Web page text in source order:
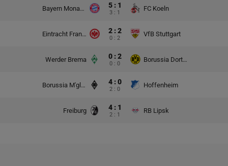
Bayern Monachium 5 : 1
3 : 1
FC Koeln
Eintracht Frankfurt 2 : 2
0 : 2
VfB Stuttgart
Werder Brema 0 : 2
0 : 0
Borussia Dortmund
Borussia M'gladbach 4 : 0
2 : 0
Hoffenheim
Freiburg 4 : 1
2 : 1
RB Lipsk